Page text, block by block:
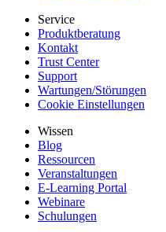
Service
Produktberatung
Kontakt
Trust Center
Support
Wartungen/Störungen
Cookie Einstellungen
Wissen
Blog
Ressourcen
Veranstaltungen
E-Learning Portal
Webinare
Schulungen